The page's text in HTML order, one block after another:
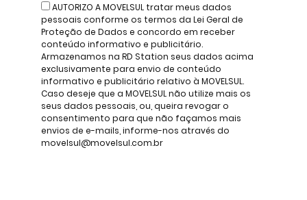
AUTORIZO A MOVELSUL tratar meus dados
pessoais conforme os termos da Lei Geral de
Proteção de Dados e concordo em receber
conteúdo informativo e publicitário.
Armazenamos na RD Station seus dados acima
exclusivamente para envio de conteúdo
informativo e publicitário relativo à MOVELSUL.
Caso deseje que a MOVELSUL não utilize mais os
seus dados pessoais, ou, queira revogar o
consentimento para que não façamos mais
envios de e-mails, informe-nos através do
movelsul@movelsul.com.br